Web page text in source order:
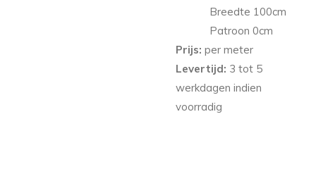
Breedte 100cm
Patroon 0cm
Prijs: per meter
Levertijd: 3 tot 5
werkdagen indien
voorradig